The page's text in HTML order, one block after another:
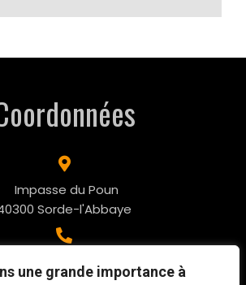
une grande importance à
Impasse du Poun
Sorde-l'Abbaye